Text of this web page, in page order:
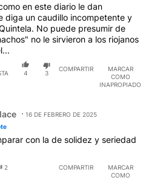
en este diario le dan
diga un caudillo incompetente y
No puede presumir de
no le sirvieron a los riojanos
4 3
COMPARTIR
MARCAR
COMO
INAPROPIADO
16 DE FEBRERO DE 2025
con la de solidez y seriedad
2 COMPARTIR
MARCAR
COMO